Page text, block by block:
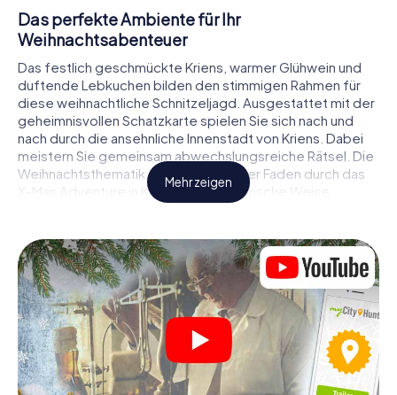
Das perfekte Ambiente für Ihr
Weihnachtsabenteuer
Das festlich geschmückte Kriens, warmer Glühwein und
duftende Lebkuchen bilden den stimmigen Rahmen für
diese weihnachtliche Schnitzeljagd. Ausgestattet mit der
geheimnisvollen Schatzkarte spielen Sie sich nach und
nach durch die ansehnliche Innenstadt von Kriens. Dabei
meistern Sie gemeinsam abwechslungsreiche Rätsel. Die
Weihnachtsthematik zieht sich als roter Faden durch das
X-Mas Adventure in Kriens. Auf spielerische Weise
erfahren Sie faszinierende Anekdoten rund um das
Hinweise richtig zu deuten und anderen Schatzsuchern
stets einen Schritt voraus zu sein?
Der Weihnachtsmarkt von Kriens als
Zwischenstopp
Stellen Sie ein kompetentes Team aus Freunden oder
Familienmitgliedern zusammen und begeben Sie sich
gemeinsam auf eine weihnachtliche Rätseltour durch
Mehr zeigen